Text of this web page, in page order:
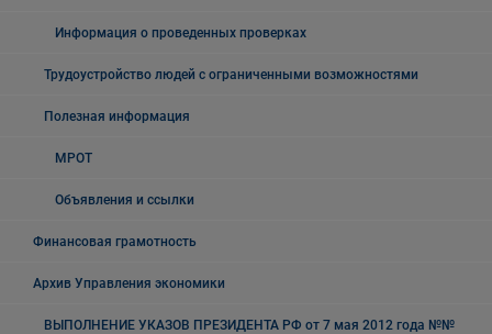
Информация о проведенных проверках
Трудоустройство людей с ограниченными возможностями
Полезная информация
МРОТ
Объявления и ссылки
Финансовая грамотность
Архив Управления экономики
ВЫПОЛНЕНИЕ УКАЗОВ ПРЕЗИДЕНТА РФ от 7 мая 2012 года №№